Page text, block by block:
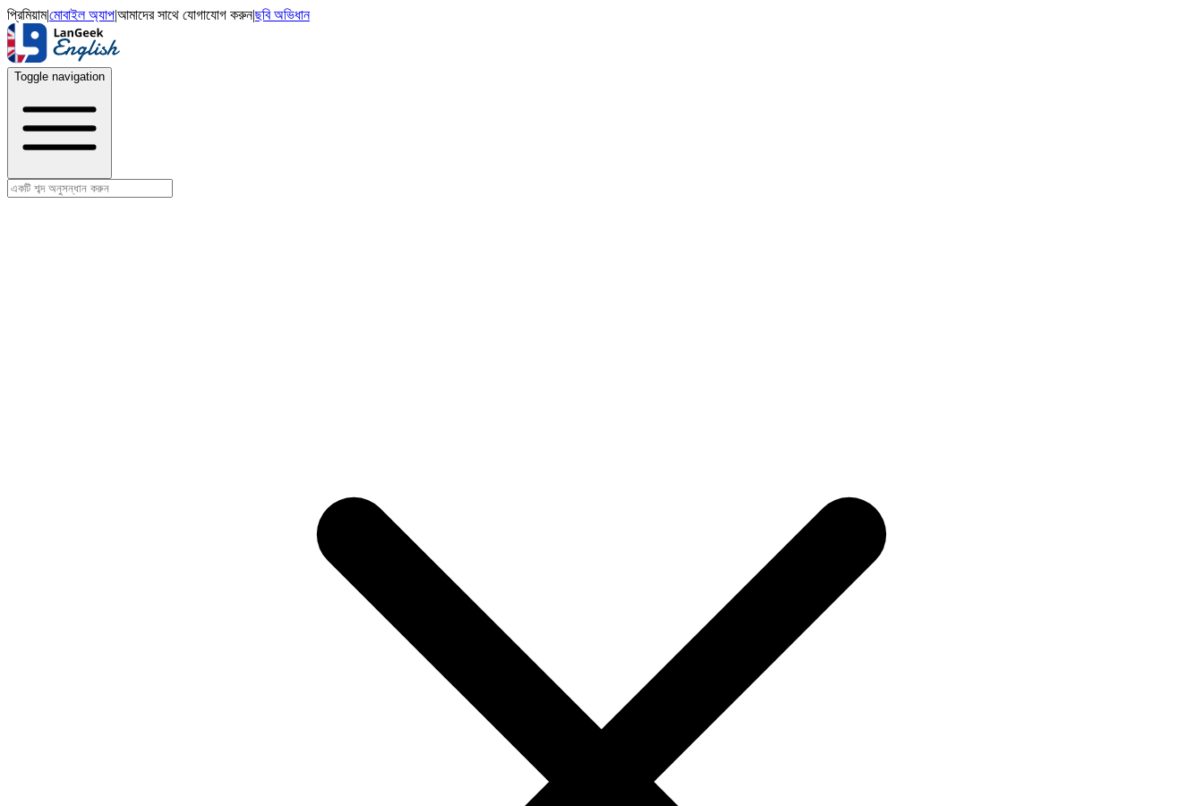
প্রিমিয়াম|মোবাইল অ্যাপ|আমাদের সাথে যোগাযোগ করুন|ছবি অভিধান
Toggle navigation